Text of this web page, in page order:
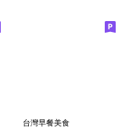
台灣早餐美食